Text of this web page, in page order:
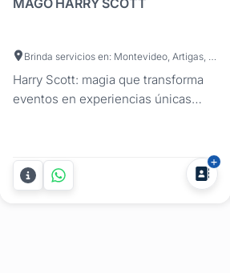
Harry Scott: magia que transforma
eventos en experiencias únicas
de Harry Scott, diseñado para
impresionar y unir a tus invitados de
manera memorable. Perfecto para